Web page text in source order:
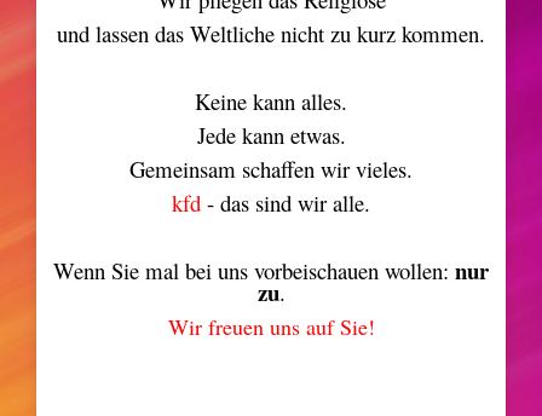
und lassen das Weltliche nicht zu kurz kommen.
Keine kann alles.
Jede kann etwas.
Gemeinsam schaffen wir vieles.
kfd - das sind wir alle.
Wenn Sie mal bei uns vorbeischauen wollen: nur
zu.
Wir freuen uns auf Sie!